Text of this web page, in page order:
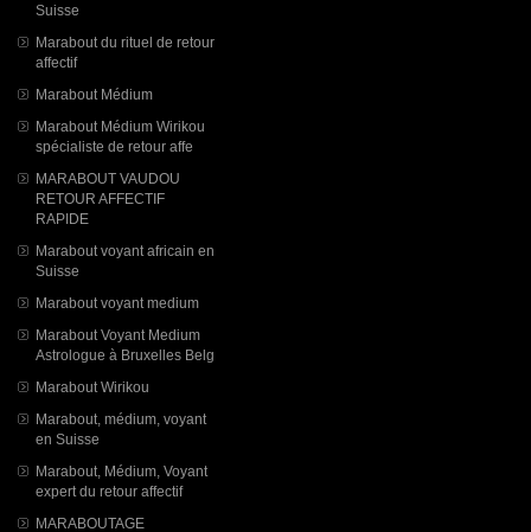
Suisse
Marabout du rituel de retour
affectif
Marabout Médium
Marabout Médium Wirikou
spécialiste de retour affe
MARABOUT VAUDOU
RETOUR AFFECTIF
RAPIDE
Marabout voyant africain en
Suisse
Marabout voyant medium
Marabout Voyant Medium
Astrologue à Bruxelles Belg
Marabout Wirikou
Marabout, médium, voyant
en Suisse
Marabout, Médium, Voyant
expert du retour affectif
MARABOUTAGE